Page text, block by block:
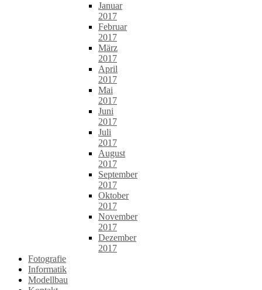
Januar
2017
Februar
2017
März
2017
April
2017
Mai
2017
Juni
2017
Juli
2017
August
2017
September
2017
Oktober
2017
November
2017
Dezember
2017
Fotografie
Informatik
Modellbau